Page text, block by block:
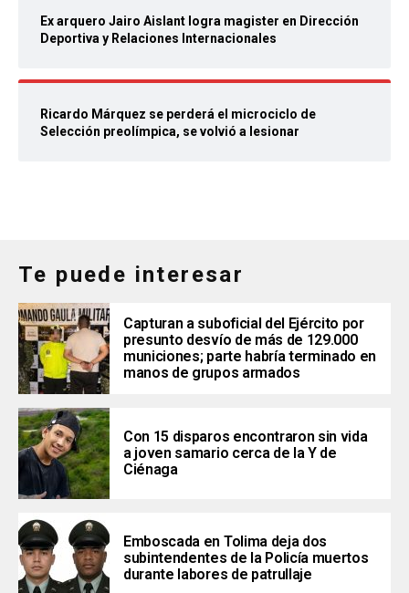
Ex arquero Jairo Aislant logra magister en Dirección
Deportiva y Relaciones Internacionales
Ricardo Márquez se perderá el microciclo de
Selección preolímpica, se volvió a lesionar
Te puede interesar
Capturan a suboficial del Ejército por
presunto desvío de más de 129.000
municiones; parte habría terminado en
manos de grupos armados
Con 15 disparos encontraron sin vida
a joven samario cerca de la Y de
Ciénaga
Emboscada en Tolima deja dos
subintendentes de la Policía muertos
durante labores de patrullaje